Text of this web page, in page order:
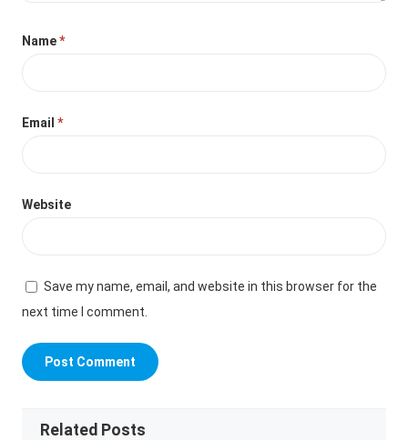
Name*
Email*
Website
Save my name, email, and website in this browser for the
next time I comment.
Related Posts